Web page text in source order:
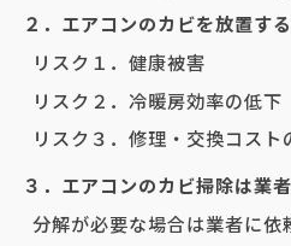
２．エアコンのカビを放置す
リスク１．健康被害
リスク２．冷暖房効率の低下
リスク３．修理・交換コスト
３．エアコンのカビ掃除は業
分解が必要な場合は業者に依